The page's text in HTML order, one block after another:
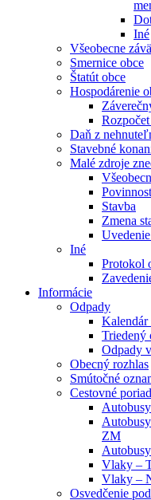
Iné
Všeobecne
Smernice obce
Štatút obce
Hospodárenie
Daň z
Stavebné
Malé zdroje
Stavba
Zmena
Iné
Protokol
Informácie
Odpady
Kalendár
Triedený
Odpady
Obecný rozhlas
Smútočné
Cestovné
ZM
Vlaky –
Vlaky –
Osvedčenie